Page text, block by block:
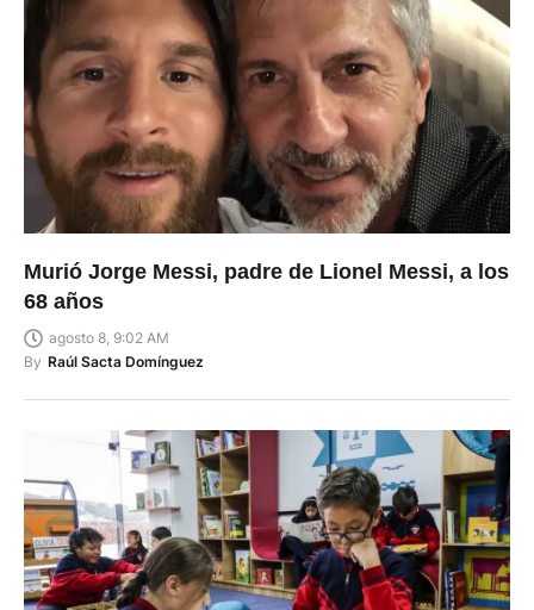
Murió Jorge Messi, padre de Lionel Messi, a los
68 años
agosto 8, 9:02 AM
By Raúl Sacta Domínguez